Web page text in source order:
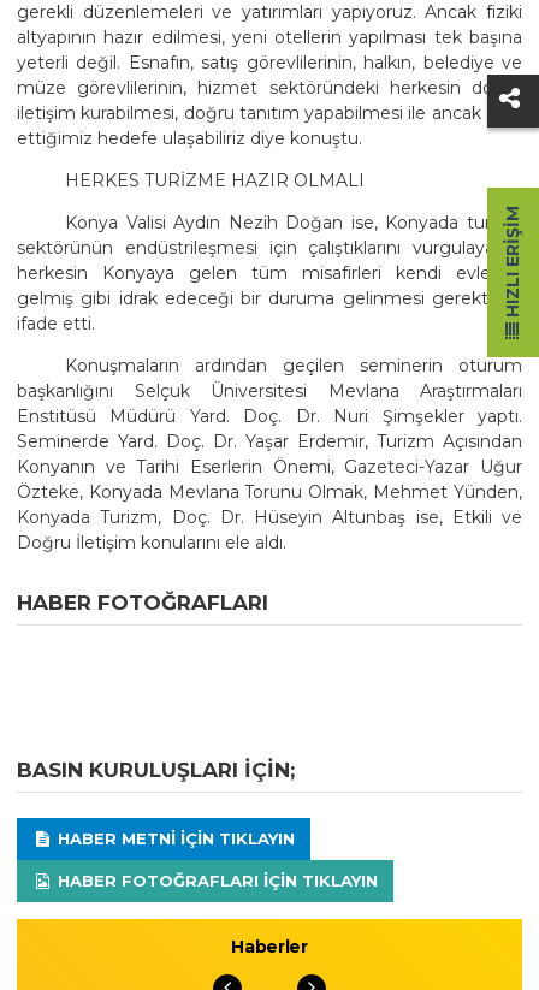
gerekli düzenlemeleri ve yatırımları yapıyoruz. Ancak fiziki
altyapının hazır edilmesi, yeni otellerin yapılması tek başına
yeterli değil. Esnafın, satış görevlilerinin, halkın, belediye ve
müze görevlilerinin, hizmet sektöründeki herkesin doğru
iletişim kurabilmesi, doğru tanıtım yapabilmesi ile ancak arzu
ettiğimiz hedefe ulaşabiliriz diye konuştu.
HERKES TURİZME HAZIR OLMALI
Konya Valisi Aydın Nezih Doğan ise, Konyada turizm
sektörünün endüstrileşmesi için çalıştıklarını vurgulayarak,
herkesin Konyaya gelen tüm misafirleri kendi evlerine
gelmiş gibi idrak edeceği bir duruma gelinmesi gerektiğini
ifade etti.
Konuşmaların ardından geçilen seminerin oturum
başkanlığını Selçuk Üniversitesi Mevlana Araştırmaları
Enstitüsü Müdürü Yard. Doç. Dr. Nuri Şimşekler yaptı.
Seminerde Yard. Doç. Dr. Yaşar Erdemir, Turizm Açısından
Konyanın ve Tarihi Eserlerin Önemi, Gazeteci-Yazar Uğur
Özteke, Konyada Mevlana Torunu Olmak, Mehmet Yünden,
Konyada Turizm, Doç. Dr. Hüseyin Altunbaş ise, Etkili ve
Doğru İletişim konularını ele aldı.
HABER FOTOĞRAFLARI
BASIN KURULUŞLARI IÇIN;
HABER METNI IÇIN TIKLAYIN
HABER FOTOĞRAFLARI IÇIN TIKLAYIN
Haberler
HIZLI ERIŞIM